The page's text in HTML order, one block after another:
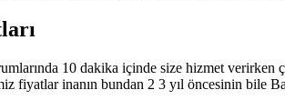
10 dakika içinde size hizmet
fiyatlar inanın bundan 2 3 yıl öncesinin bile